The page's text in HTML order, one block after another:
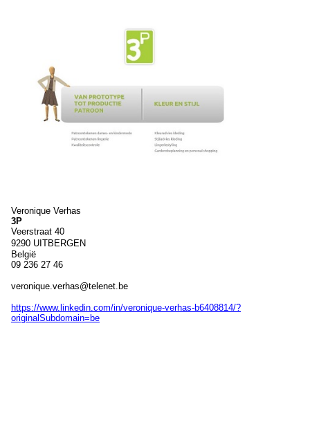
Veronique Verhas
3P
Veerstraat 40
9290 UITBERGEN
België
09 236 27 46
veronique.verhas@telenet.be
https://www.linkedin.com/in/veronique-verhas-b6408814/?
originalSubdomain=be